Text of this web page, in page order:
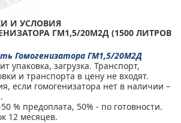
И УСЛОВИЯ
ГМ1,5/20М2Д (1500 ЛИТРОВ
Гомогенизатора ГМ1,5/20М2Д
упаковка, загрузка. Транспорт,
и транспорта в цену не входят.
если гомогенизатора нет в наличии –
% предоплата, 50% - по готовности.
12 месяцев.